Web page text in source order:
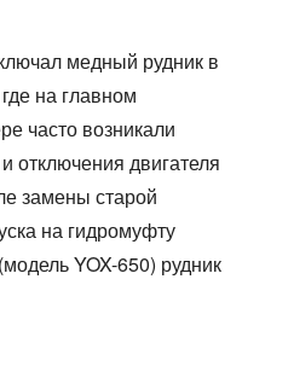
медный рудник в
на главном
часто возникали
отключения двигателя
замены старой
на гидромуфту
YOX-650) рудник